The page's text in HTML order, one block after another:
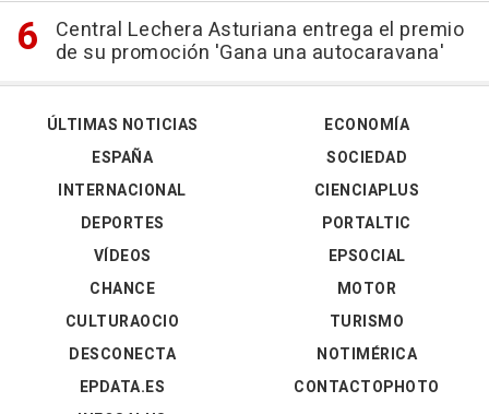
Central Lechera Asturiana entrega el premio
de su promoción 'Gana una autocaravana'
ÚLTIMAS NOTICIAS
ESPAÑA
INTERNACIONAL
DEPORTES
VÍDEOS
ECONOMÍA
SOCIEDAD
CIENCIAPLUS
PORTALTIC
EPSOCIAL
CHANCE
CULTURAOCIO
DESCONECTA
EPDATA.ES
MOTOR
TURISMO
NOTIMÉRICA
CONTACTOPHOTO